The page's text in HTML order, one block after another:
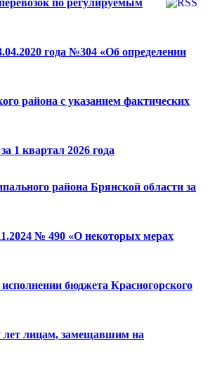
года №304 «Об определении
района с указанием фактических
1 квартал 2026 года
района Брянской области за
№ 490 «О некоторых мерах
бюджета Красногорского
лет лицам, замещавшим на